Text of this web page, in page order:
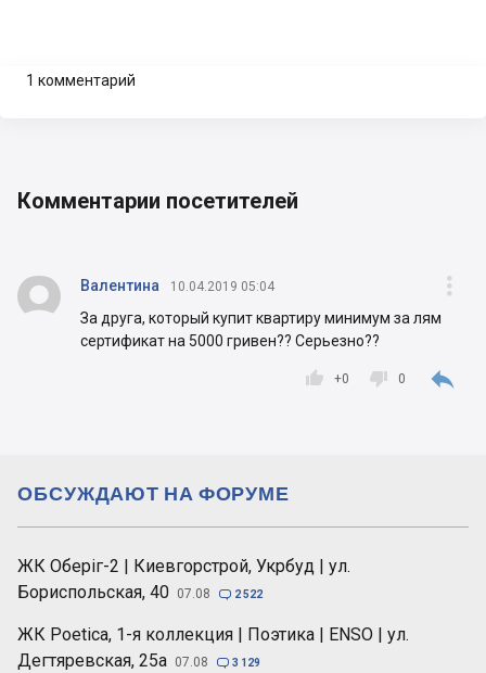
Комментарии посетителей
1 комментарий
 Валентина 10.04.2019 05:04 
За друга, который купит квартиру минимум за лям
сертификат на 5000 гривен?? Серьезно??

 0
 +0
ЖК Оберіг-2 | Киевгорстрой, Укрбуд | ул.
Бориспольская, 40 07.08  2 522
ЖК Poetica, 1-я коллекция | Поэтика | ENSO | ул.
Дегтяревская, 25а 07.08  3 129
ОБСУЖДАЮТ НА ФОРУМЕ